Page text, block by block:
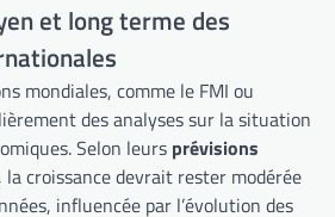
et long terme des
mondiales, comme le FMI ou
des analyses sur la situation
Selon leurs prévisions
la croissance devrait rester modérée
influencée par l’évolution des